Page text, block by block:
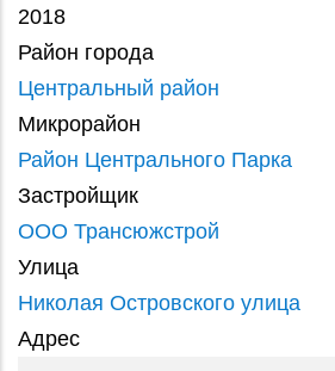
2018
Район города
Центральный район
Микрорайон
Район Центрального Парка
Застройщик
ООО Трансюжстрой
Улица
Николая Островского улица
Адрес